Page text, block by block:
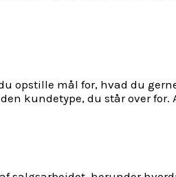
opstille mål for, hvad du
kundetype, du står over for.